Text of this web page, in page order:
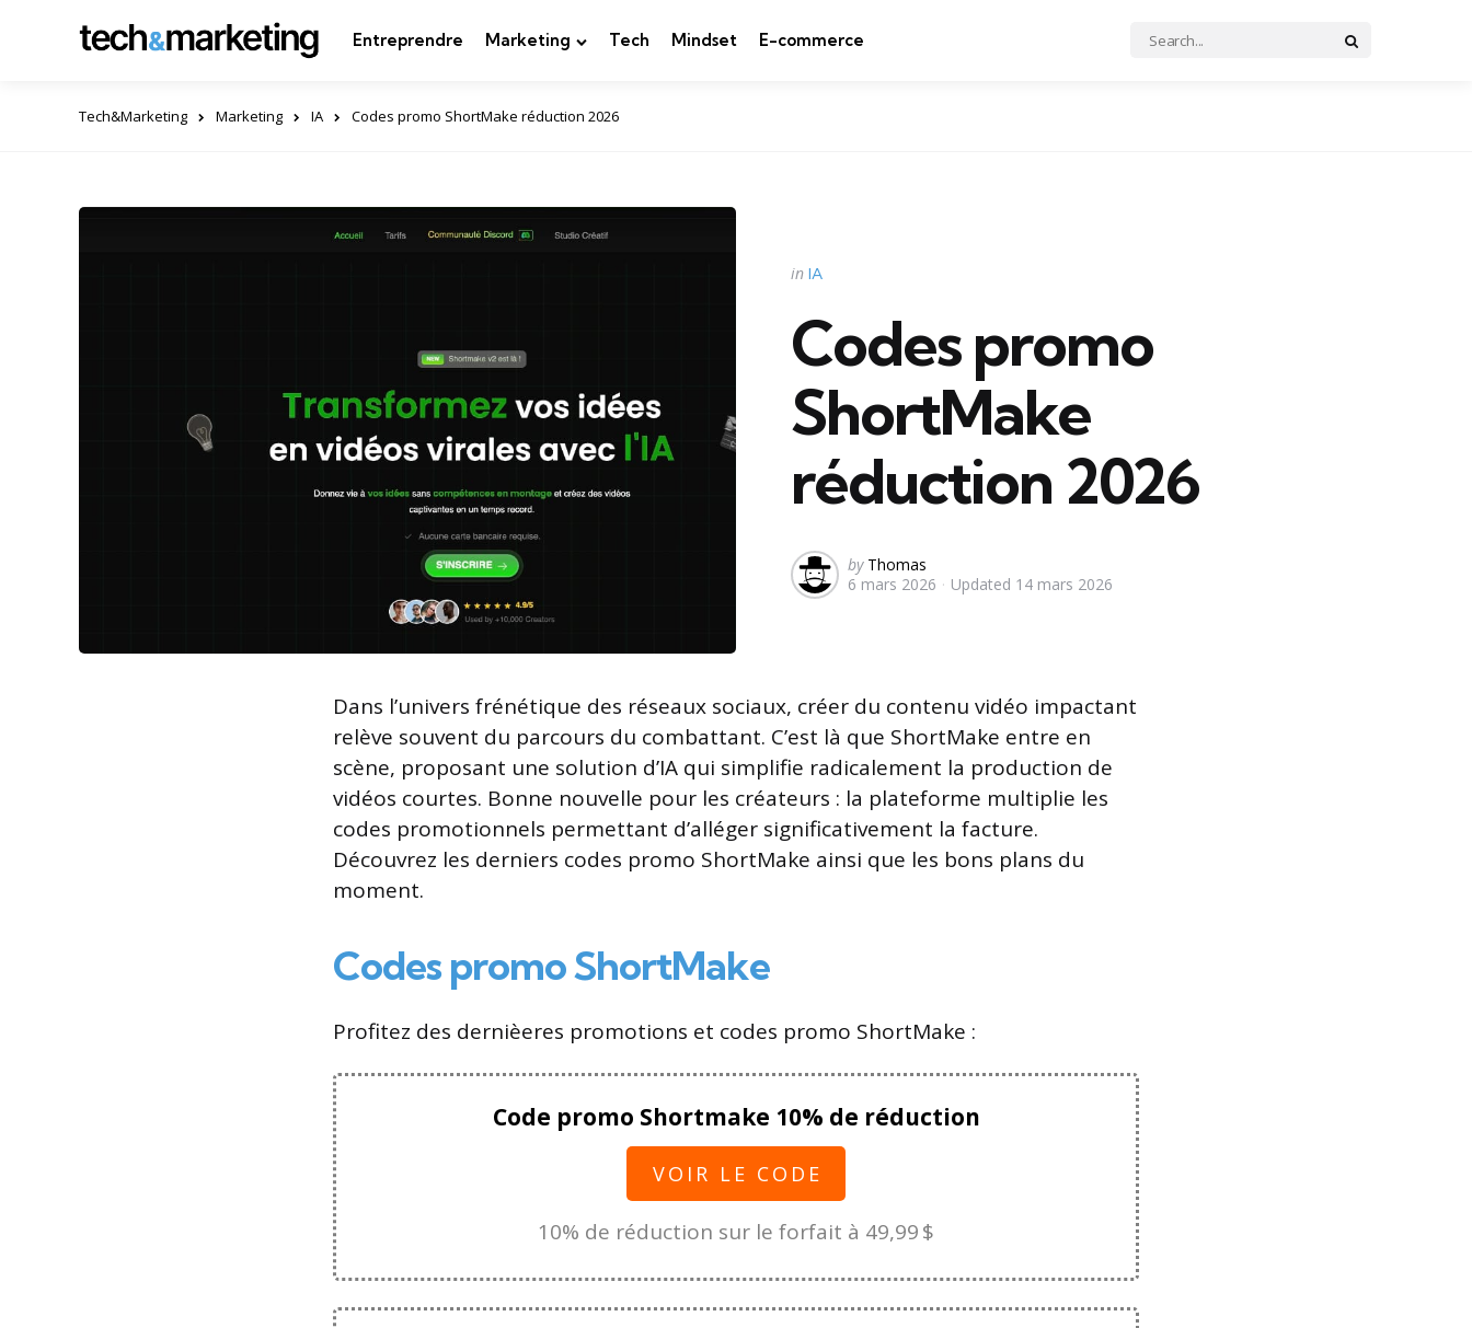
Entreprendre Marketing Tech Mindset E-commerce
Search
for:
Tech&Marketing Marketing IA Codes promo ShortMake réduction 2026
Categories
Posted
in IA
Codes promo
ShortMake
réduction 2026
Posted
by
by Thomas
6 mars 2026
Updated 14 mars 2026
Dans l’univers frénétique des réseaux sociaux, créer du contenu vidéo impactant
relève souvent du parcours du combattant. C’est là que ShortMake entre en
scène, proposant une solution d’IA qui simplifie radicalement la production de
vidéos courtes. Bonne nouvelle pour les créateurs : la plateforme multiplie les
codes promotionnels permettant d’alléger significativement la facture.
Découvrez les derniers codes promo ShortMake ainsi que les bons plans du
moment.
Codes promo ShortMake
Profitez des dernièeres promotions et codes promo ShortMake :
Code promo Shortmake 10% de réduction
VOIR LE CODE
10% de réduction sur le forfait à 49,99 $